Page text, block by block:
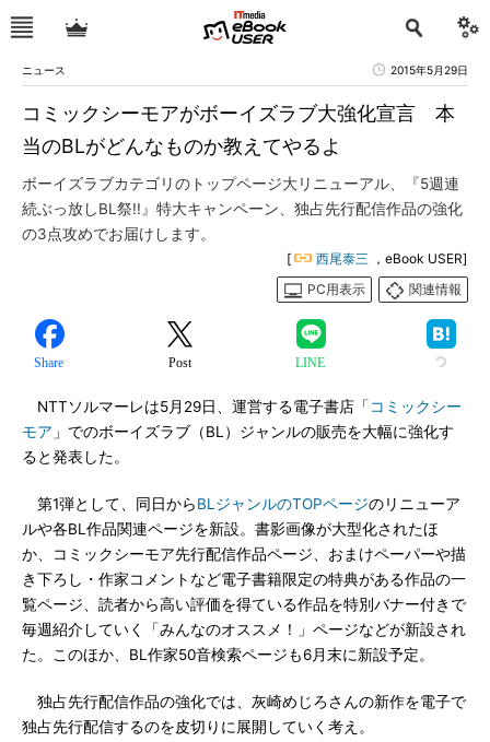
ニュース 2015年5月29日
コミックシーモアがボーイズラブ大強化宣言 本
当のBLがどんなものか教えてやるよ
ボーイズラブカテゴリのトップページ大リニューアル、『5週連
続ぶっ放しBL祭!!』特大キャンペーン、独占先行配信作品の強化
の3点攻めでお届けします。
[ 西尾泰三 ，eBook USER]
PC用表示
関連情報
Share Post LINE
NTTソルマーレは5月29日、運営する電子書店「 コミックシー
モア 」でのボーイズラブ（BL）ジャンルの販売を大幅に強化す
ると発表した。
第1弾として、同日からBLジャンルのTOPページのリニューア
ルや各BL作品関連ページを新設。書影画像が大型化されたほ
か、コミックシーモア先行配信作品ページ、おまけペーパーや描
き下ろし・作家コメントなど電子書籍限定の特典がある作品の一
覧ページ、読者から高い評価を得ている作品を特別バナー付きで
毎週紹介していく「みんなのオススメ！」ページなどが新設され
た。このほか、BL作家50音検索ページも6月末に新設予定。
独占先行配信作品の強化では、灰崎めじろさんの新作を電子で
独占先行配信するのを皮切りに展開していく考え。